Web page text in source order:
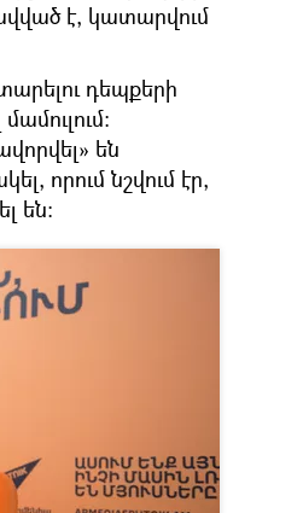
է, կատարվում
դեպքերի
են
որում նշվում էր,
են։